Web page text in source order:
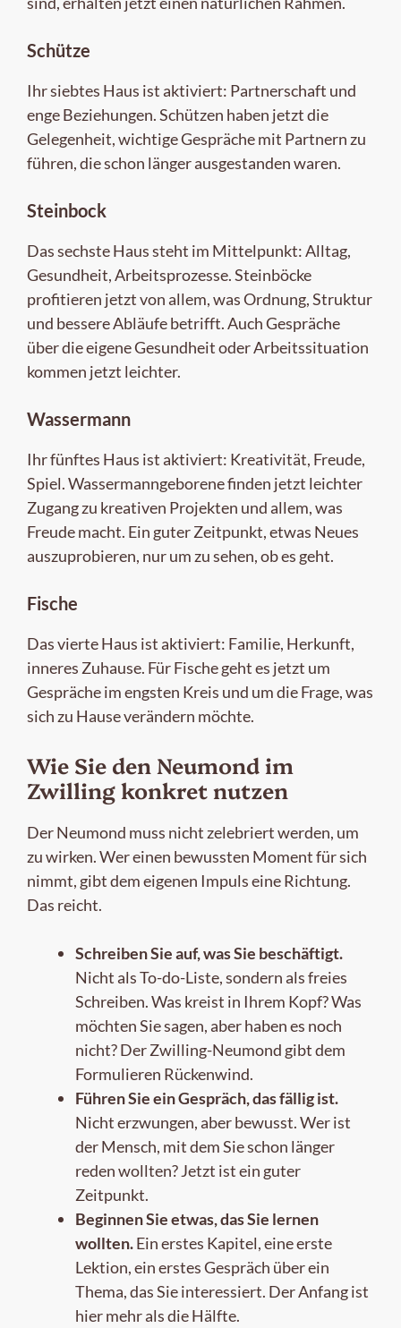
Schütze
Ihr siebtes Haus ist aktiviert: Partnerschaft und
enge Beziehungen. Schützen haben jetzt die
Gelegenheit, wichtige Gespräche mit Partnern zu
führen, die schon länger ausgestanden waren.
Steinbock
Das sechste Haus steht im Mittelpunkt: Alltag,
Gesundheit, Arbeitsprozesse. Steinböcke
profitieren jetzt von allem, was Ordnung, Struktur
und bessere Abläufe betrifft. Auch Gespräche
über die eigene Gesundheit oder Arbeitssituation
kommen jetzt leichter.
Wassermann
Ihr fünftes Haus ist aktiviert: Kreativität, Freude,
Spiel. Wassermanngeborene finden jetzt leichter
Zugang zu kreativen Projekten und allem, was
Freude macht. Ein guter Zeitpunkt, etwas Neues
auszuprobieren, nur um zu sehen, ob es geht.
Fische
Das vierte Haus ist aktiviert: Familie, Herkunft,
inneres Zuhause. Für Fische geht es jetzt um
Gespräche im engsten Kreis und um die Frage, was
sich zu Hause verändern möchte.
Wie Sie den Neumond im
Zwilling konkret nutzen
Der Neumond muss nicht zelebriert werden, um
zu wirken. Wer einen bewussten Moment für sich
nimmt, gibt dem eigenen Impuls eine Richtung.
Das reicht.
Schreiben Sie auf, was Sie beschäftigt.
Nicht als To-do-Liste, sondern als freies
Schreiben. Was kreist in Ihrem Kopf? Was
möchten Sie sagen, aber haben es noch
nicht? Der Zwilling-Neumond gibt dem
Formulieren Rückenwind.
Führen Sie ein Gespräch, das fällig ist.
Nicht erzwungen, aber bewusst. Wer ist
der Mensch, mit dem Sie schon länger
reden wollten? Jetzt ist ein guter
Zeitpunkt.
Beginnen Sie etwas, das Sie lernen
wollten.Ein erstes Kapitel, eine erste
Lektion, ein erstes Gespräch über ein
Thema, das Sie interessiert. Der Anfang ist
hier mehr als die Hälfte.